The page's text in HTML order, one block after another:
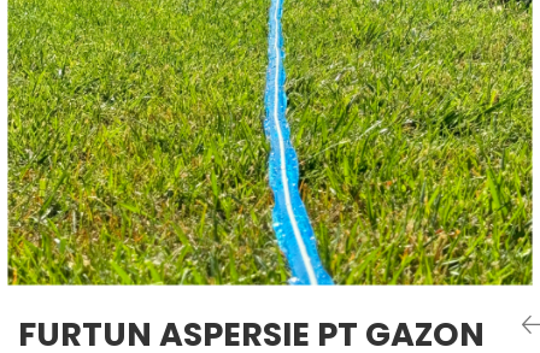
FURTUN ASPERSIE PT GAZON